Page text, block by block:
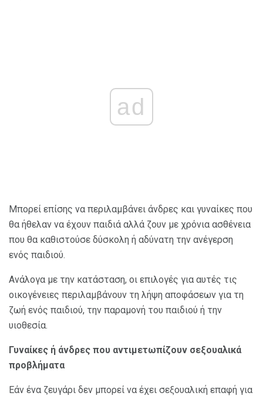
ad
Μπορεί επίσης να περιλαμβάνει άνδρες και γυναίκες που
θα ήθελαν να έχουν παιδιά αλλά ζουν με χρόνια ασθένεια
που θα καθιστούσε δύσκολη ή αδύνατη την ανέγερση
ενός παιδιού.
Ανάλογα με την κατάσταση, οι επιλογές για αυτές τις
οικογένειες περιλαμβάνουν τη λήψη αποφάσεων για τη
ζωή ενός παιδιού, την παραμονή του παιδιού ή την
υιοθεσία.
Γυναίκες ή άνδρες που αντιμετωπίζουν σεξουαλικά
προβλήματα
Εάν ένα ζευγάρι δεν μπορεί να έχει σεξουαλική επαφή για